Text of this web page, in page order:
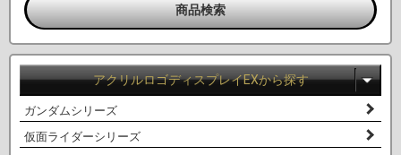
アクリルロゴディスプレイEXから探す
ガンダムシリーズ
仮面ライダーシリーズ